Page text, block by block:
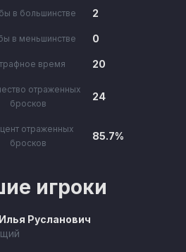
в большинстве 2
в меньшинстве 0
время 20
отраженных
бросков
24
отраженных
бросков
85.7%
игроки
Русланович